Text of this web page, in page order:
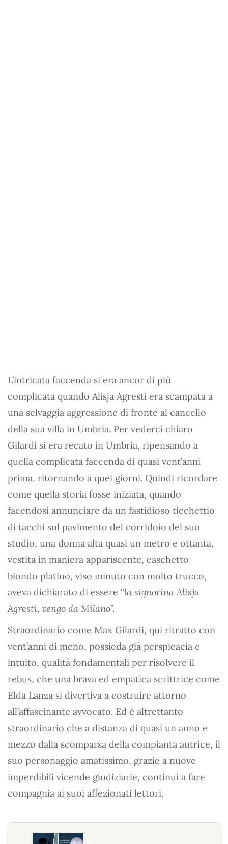
L’intricata faccenda si era ancor di più
complicata quando Alisja Agresti era scampata a
una selvaggia aggressione di fronte al cancello
della sua villa in Umbria. Per vederci chiaro
Gilardi si era recato in Umbria, ripensando a
quella complicata faccenda di quasi vent’anni
prima, ritornando a quei giorni. Quindi ricordare
come quella storia fosse iniziata, quando
facendosi annun­ciare da un fastidioso ticchettio
di tacchi sul pavimen­to del corridoio del suo
studio, una donna alta quasi un metro e ottanta,
vestita in maniera appariscente, caschetto
biondo platino, viso minuto con molto trucco,
aveva dichiarato di essere “la signorina Alisja
Agresti, vengo da Milano”.
Straordinario come Max Gilardi, qui ritratto con
vent’anni di meno, possieda già perspicacia e
intuito, qualità fondamentali per risolvere il
rebus, che una brava ed empatica scrittrice come
Elda Lanza si divertiva a costruire attorno
all’affascinante avvocato. Ed è altrettanto
straordinario che a distanza di quasi un anno e
mezzo dalla scomparsa della compianta autrice, il
suo personaggio amatissimo, grazie a nuove
imperdibili vicende giudiziarie, continui a fare
compagnia ai suoi affezionati lettori.